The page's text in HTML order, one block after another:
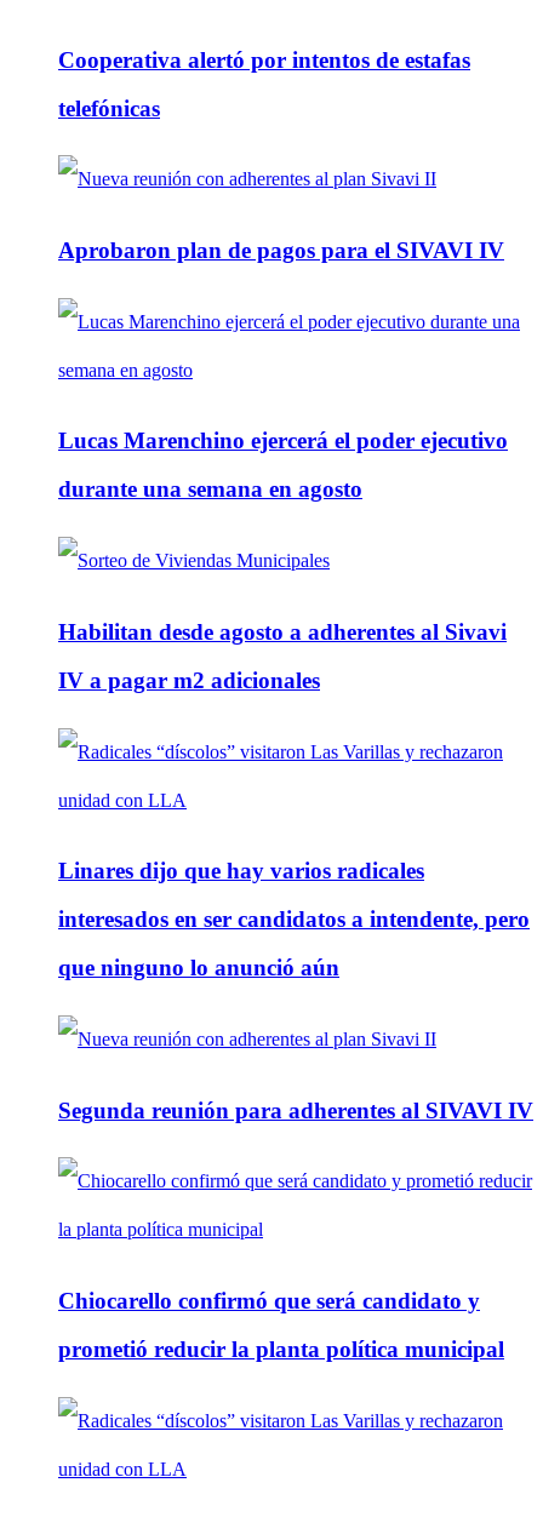
Cooperativa alertó por intentos de estafas
telefónicas
Aprobaron plan de pagos para el SIVAVI IV
Lucas Marenchino ejercerá el poder ejecutivo
durante una semana en agosto
Habilitan desde agosto a adherentes al Sivavi
IV a pagar m2 adicionales
Linares dijo que hay varios radicales
interesados en ser candidatos a intendente, pero
que ninguno lo anunció aún
Segunda reunión para adherentes al SIVAVI IV
Chiocarello confirmó que será candidato y
prometió reducir la planta política municipal